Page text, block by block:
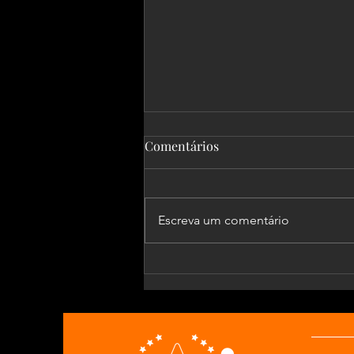
discutir o goleiro é discutir o
Comentários
Escreva um comentário